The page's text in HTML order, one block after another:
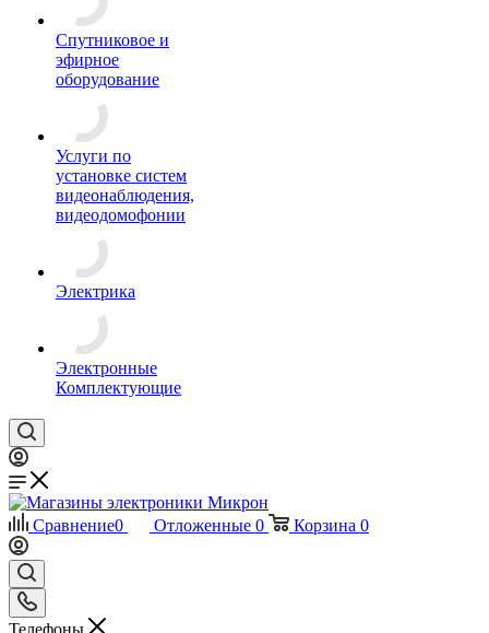
Спутниковое и
эфирное
оборудование
Услуги по
установке систем
видеонаблюдения,
видеодомофонии
Электрика
Электронные
Комплектующие
Сравнение0 Отложенные 0 Корзина 0
Телефоны